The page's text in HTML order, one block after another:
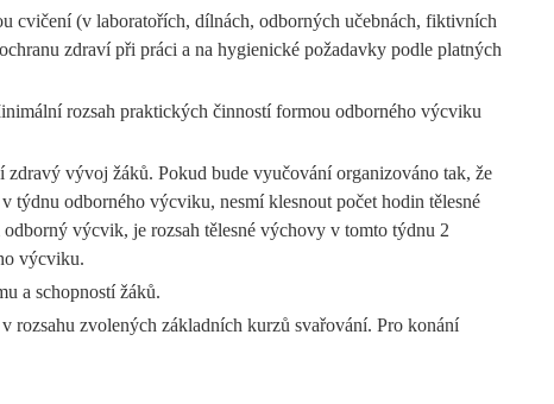
cvičení (v laboratořích, dílnách, odborných učebnách, fiktivních
zdraví při práci a na hygienické požadavky podle platných
rozsah praktických činností formou odborného výcviku
vývoj žáků. Pokud bude vyučování organizováno tak, že
týdnu odborného výcviku, nesmí klesnout počet hodin tělesné
výcvik, je rozsah tělesné výchovy v tomto týdnu 2
výcviku.
a schopností žáků.
rozsahu zvolených základních kurzů svařování. Pro konání